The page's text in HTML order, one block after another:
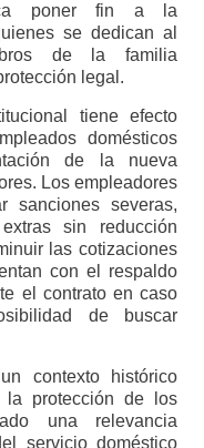
poner fin a la
se dedican al
de la familia
legal.
tiene efecto
domésticos
de la nueva
Los empleadores
sanciones severas,
sin reducción
las cotizaciones
con el respaldo
el contrato en caso
de buscar
contexto histórico
protección de los
una relevancia
servicio doméstico